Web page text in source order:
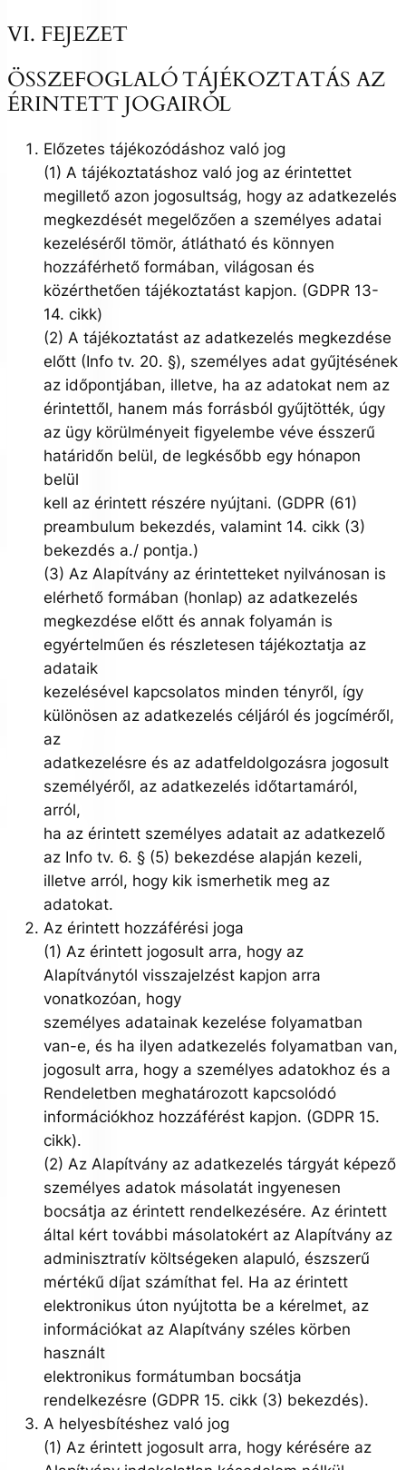
VI. FEJEZET
ÖSSZEFOGLALÓ TÁJÉKOZTATÁS AZ
ÉRINTETT JOGAIRÓL
Előzetes tájékozódáshoz való jog
(1) A tájékoztatáshoz való jog az érintettet
megillető azon jogosultság, hogy az adatkezelés
megkezdését megelőzően a személyes adatai
kezeléséről tömör, átlátható és könnyen
hozzáférhető formában, világosan és
közérthetően tájékoztatást kapjon. (GDPR 13-
14. cikk)
(2) A tájékoztatást az adatkezelés megkezdése
előtt (Info tv. 20. §), személyes adat gyűjtésének
az időpontjában, illetve, ha az adatokat nem az
érintettől, hanem más forrásból gyűjtötték, úgy
az ügy körülményeit figyelembe véve ésszerű
határidőn belül, de legkésőbb egy hónapon
belül
kell az érintett részére nyújtani. (GDPR (61)
preambulum bekezdés, valamint 14. cikk (3)
bekezdés a./ pontja.)
(3) Az Alapítvány az érintetteket nyilvánosan is
elérhető formában (honlap) az adatkezelés
megkezdése előtt és annak folyamán is
egyértelműen és részletesen tájékoztatja az
adataik
kezelésével kapcsolatos minden tényről, így
különösen az adatkezelés céljáról és jogcíméről,
az
adatkezelésre és az adatfeldolgozásra jogosult
személyéről, az adatkezelés időtartamáról,
arról,
ha az érintett személyes adatait az adatkezelő
az Info tv. 6. § (5) bekezdése alapján kezeli,
illetve arról, hogy kik ismerhetik meg az
adatokat.
Az érintett hozzáférési joga
(1) Az érintett jogosult arra, hogy az
Alapítványtól visszajelzést kapjon arra
vonatkozóan, hogy
személyes adatainak kezelése folyamatban
van-e, és ha ilyen adatkezelés folyamatban van,
jogosult arra, hogy a személyes adatokhoz és a
Rendeletben meghatározott kapcsolódó
információkhoz hozzáférést kapjon. (GDPR 15.
cikk).
(2) Az Alapítvány az adatkezelés tárgyát képező
személyes adatok másolatát ingyenesen
bocsátja az érintett rendelkezésére. Az érintett
által kért további másolatokért az Alapítvány az
adminisztratív költségeken alapuló, észszerű
mértékű díjat számíthat fel. Ha az érintett
elektronikus úton nyújtotta be a kérelmet, az
információkat az Alapítvány széles körben
használt
elektronikus formátumban bocsátja
rendelkezésre (GDPR 15. cikk (3) bekezdés).
A helyesbítéshez való jog
(1) Az érintett jogosult arra, hogy kérésére az